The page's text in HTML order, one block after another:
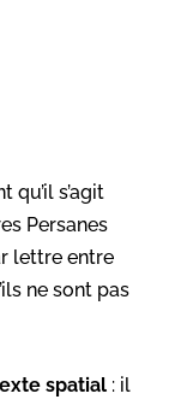
s’agit
Persanes
lettre entre
ne sont pas
spatial : il